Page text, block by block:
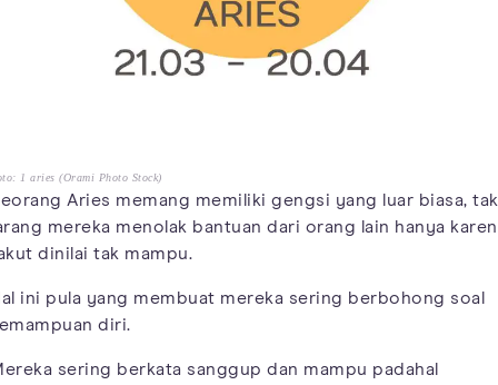
1 aries (Orami Photo Stock)
Aries memang memiliki gengsi yang luar biasa, tak
mereka menolak bantuan dari orang lain hanya
dinilai tak mampu.
ini pula yang membuat mereka sering berbohong soal
diri.
sering berkata sanggup dan mampu padahal